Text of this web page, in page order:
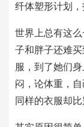
纤体塑形计划，
世界上总有这
子和胖子还难
服，到了她们
闷，论体重，
同样的衣服却比